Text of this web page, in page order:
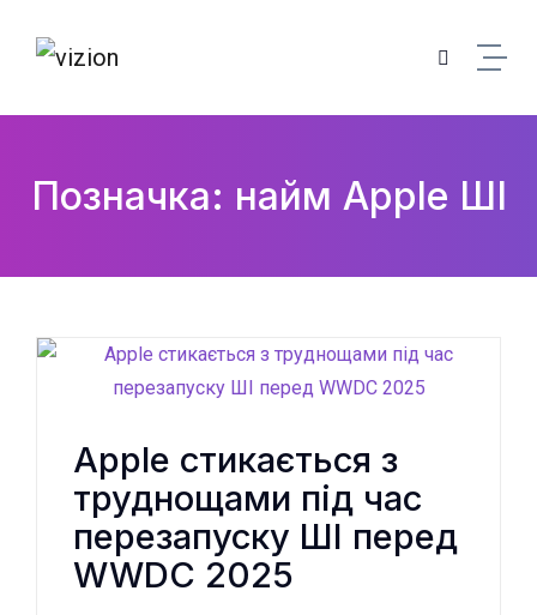
Позначка: найм Apple ШІ
Apple стикається з
труднощами під час
перезапуску ШІ перед
WWDC 2025